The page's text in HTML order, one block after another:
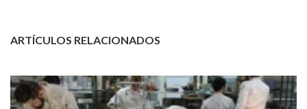
ARTÍCULOS RELACIONADOS